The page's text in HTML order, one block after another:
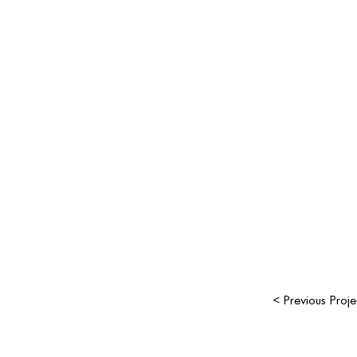
< Previous